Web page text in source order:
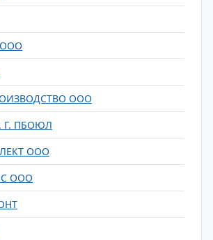
ООО
ООО
ПБОЮЛ
ООО
ООО